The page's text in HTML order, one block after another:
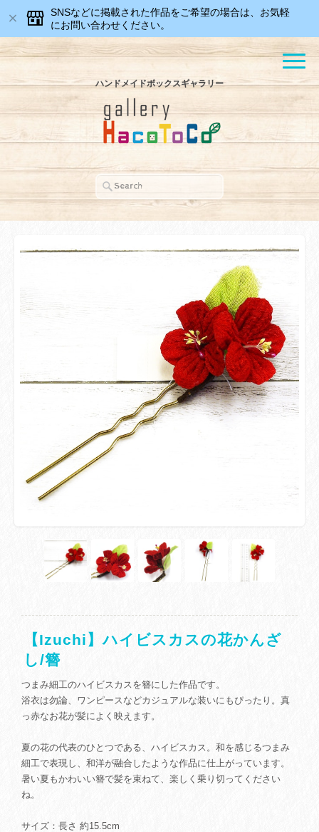
SNSなどに掲載された作品をご希望の場合は、お気軽
にお問い合わせください。
ハンドメイドボックスギャラリー
【Izuchi】ハイビスカスの花かんざ
し/簪
つまみ細工のハイビスカスを簪にした作品です。
浴衣は勿論、ワンピースなどカジュアルな装いにもぴったり。真
っ赤なお花が髪によく映えます。
夏の花の代表のひとつである、ハイビスカス。和を感じるつまみ
細工で表現し、和洋が融合したような作品に仕上がっています。
暑い夏もかわいい簪で髪を束ねて、楽しく乗り切ってください
ね。
サイズ：長さ 約15.5cm